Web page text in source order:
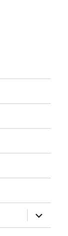
раскрыть
дочернее
меню